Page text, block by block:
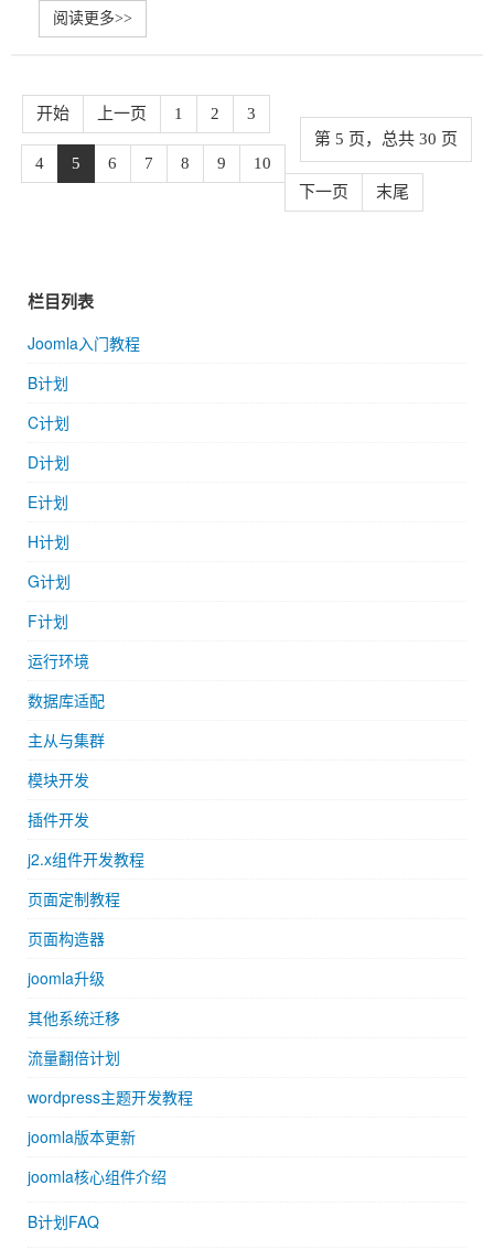
阅读更多>>
第 5 页，总共 30 页
开始 上一页 1 2 3
4 5 6 7 8 9
10
下一页
末尾
栏目列表
Joomla入门教程
B计划
C计划
D计划
E计划
H计划
G计划
F计划
运行环境
数据库适配
主从与集群
模块开发
插件开发
j2.x组件开发教程
页面定制教程
页面构造器
joomla升级
其他系统迁移
流量翻倍计划
wordpress主题开发教程
joomla版本更新
joomla核心组件介绍
B计划FAQ